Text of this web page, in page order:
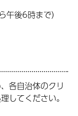
後6時まで）
各自治体のクリ
してください。